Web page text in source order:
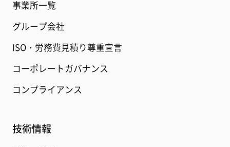
事業所一覧
グループ会社
ISO・労務費見積り尊重宣言
コーポレートガバナンス
コンプライアンス
技術情報